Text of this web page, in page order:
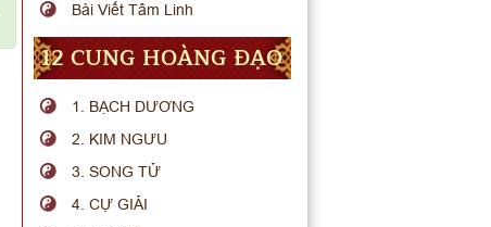
Bài Viết Tâm Linh
12 CUNG HOÀNG ĐẠO
1. BẠCH DƯƠNG
2. KIM NGƯU
3. SONG TỬ
4. CỰ GIẢI